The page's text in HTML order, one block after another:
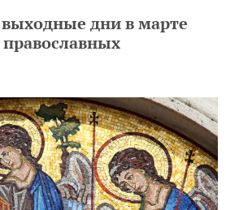
дни в марте
православных